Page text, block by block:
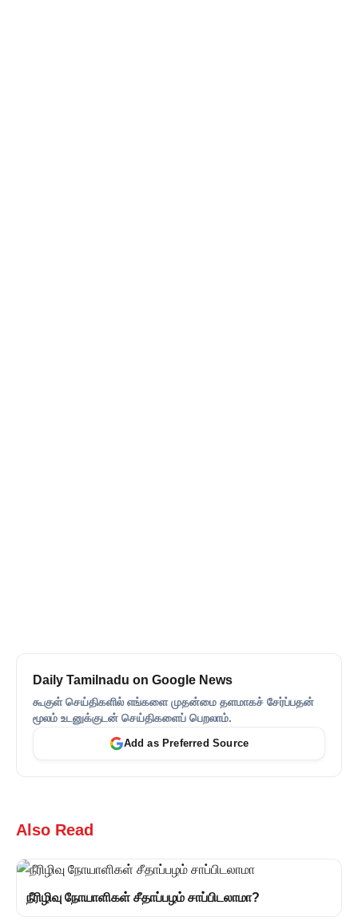
Daily Tamilnadu on Google News
கூகுள் செய்திகளில் எங்களை முதன்மை தளமாகச் சேர்ப்பதன்
மூலம் உடனுக்குடன் செய்திகளைப் பெறலாம்.
Add as Preferred Source
Also Read
நீரிழிவு நோயாளிகள் சீதாப்பழம் சாப்பிடலாமா?